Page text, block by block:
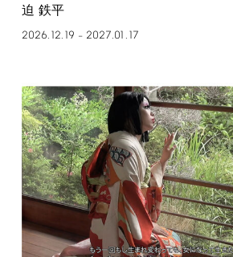
迫 鉄平
2026.12.19 – 2027.01.17